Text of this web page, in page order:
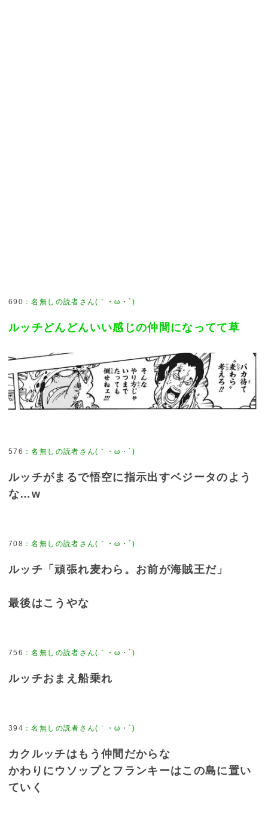
690 ：名無しの読者さん(｀・ω・´)
ルッチどんどんいい感じの仲間になってて草
576 ：名無しの読者さん(｀・ω・´)
ルッチがまるで悟空に指示出すベジータのよう
な…w
708 ：名無しの読者さん(｀・ω・´)
ルッチ「頑張れ麦わら。お前が海賊王だ」
最後はこうやな
756 ：名無しの読者さん(｀・ω・´)
ルッチおまえ船乗れ
394 ：名無しの読者さん(｀・ω・´)
カクルッチはもう仲間だからな
かわりにウソップとフランキーはこの島に置い
ていく